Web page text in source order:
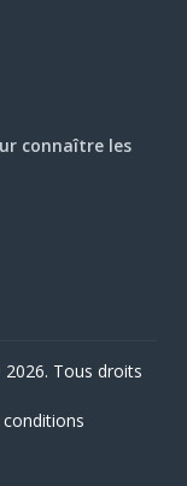
connaître les
Tous droits